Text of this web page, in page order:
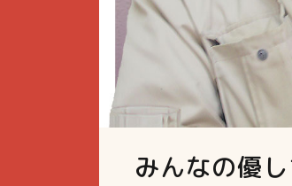
みんなの優